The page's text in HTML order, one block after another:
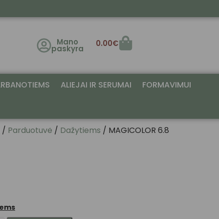
Mano
paskyra
0.00€
ALIEJAI IR SERUMAI
FORMAVIMUI
/ Parduotuvė / Dažytiems / MAGICOLOR 6.8